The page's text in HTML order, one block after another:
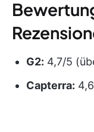
G2: 4,7/5
Capterra: